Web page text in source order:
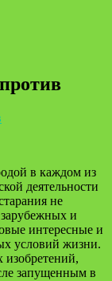
в каждом из
деятельности
не
и
интересные и
условий жизни.
изобретений,
запущенным в